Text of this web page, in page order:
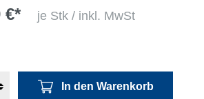
€* je Stk / inkl. MwSt
In den Warenkorb